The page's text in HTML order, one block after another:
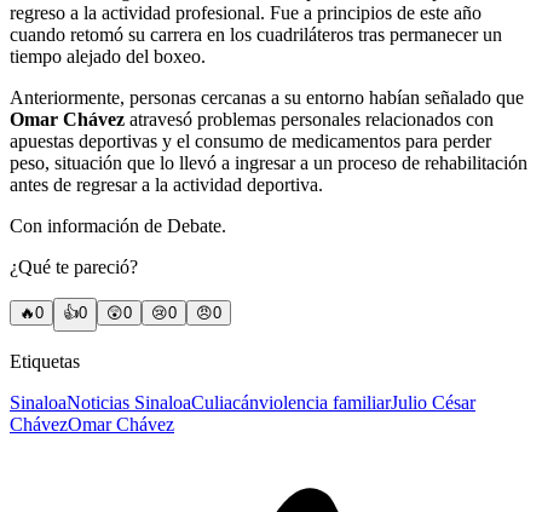
regreso a la actividad profesional. Fue a principios de este año
cuando retomó su carrera en los cuadriláteros tras permanecer un
tiempo alejado del boxeo.
Anteriormente, personas cercanas a su entorno habían señalado que
Omar Chávez atravesó problemas personales relacionados con
apuestas deportivas y el consumo de medicamentos para perder
peso, situación que lo llevó a ingresar a un proceso de rehabilitación
antes de regresar a la actividad deportiva.
Con información de Debate.
¿Qué te pareció?
🔥0 👍0 😲0 😢0 😠0
Etiquetas
SinaloaNoticias SinaloaCuliacánviolencia familiarJulio César
ChávezOmar Chávez